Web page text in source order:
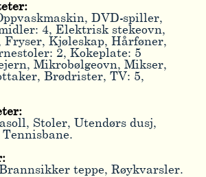
DVD-spiller,
4, Elektrisk stekeovn,
Fryser, Kjøleskap, Hårføner,
2, Kokeplate: 5
Mikrobølgeovn, Mikser,
Brødrister, TV: 5,
Stoler, Utendørs dusj,
Tennisbane.
teppe, Røykvarsler.